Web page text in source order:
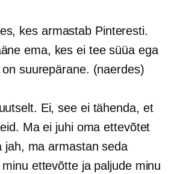
kes armastab Pinteresti.
ema, kes ei tee süüa ega
suurepärane. (naerdes)
Ei, see ei tähenda, et
Ma ei juhi oma ettevõtet
jah, ma armastan seda
ettevõtte ja paljude minu